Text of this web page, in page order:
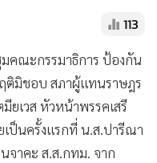
113
คณะกรรมาธิการ ป้องกัน
ติมิชอบ สภาผู้แทนราษฎร
ยเวส หัวหน้าพรรคเสรี
เป็นครั้งแรกที่ น.ส.ปารีณา
จาคะ ส.ส.กทม. จาก